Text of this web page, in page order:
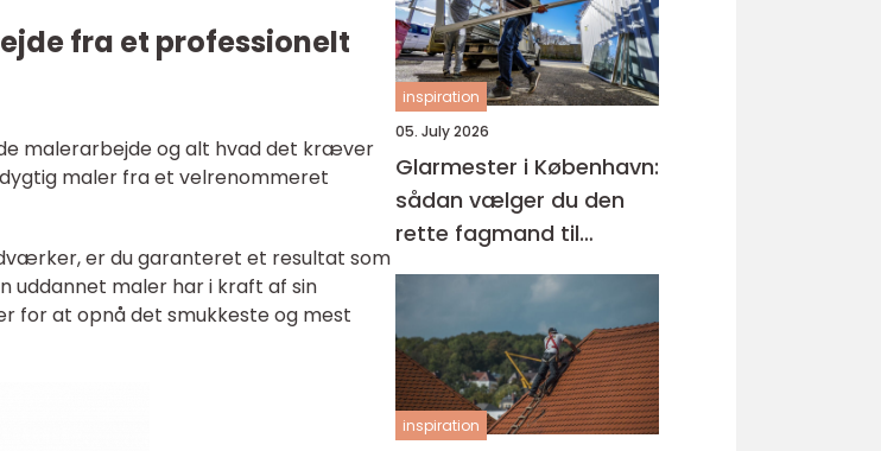
fra et professionelt
malerarbejde og alt hvad det kræver
maler fra et velrenommeret
er du garanteret et resultat som
uddannet maler har i kraft af sin
at opnå det smukkeste og mest
inspiration
05. July 2026
Glarmester i København:
sådan vælger du den
rette fagmand til
glasopgaver
inspiration